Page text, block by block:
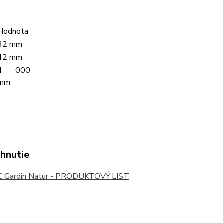
mm
mm
000
Natur - PRODUKTOVÝ LIST